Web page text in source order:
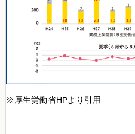
※厚生労働省HPより引用